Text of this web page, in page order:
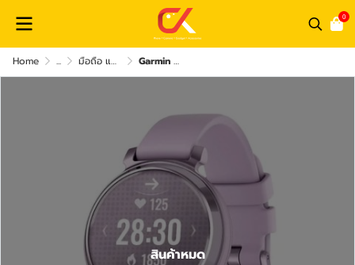
0
Home ... มือถือ แท็บเล็ต อุปกรณ์สื่อสาร และ อุปกรณ์เสริม Garmin Lily 2 Series Smart Watch นาฬิกาสมาร์ทวอทช์
สินค้าหมด